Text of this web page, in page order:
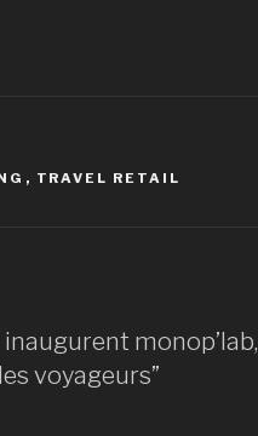
, TRAVEL RETAIL
monop’lab,
voyageurs”